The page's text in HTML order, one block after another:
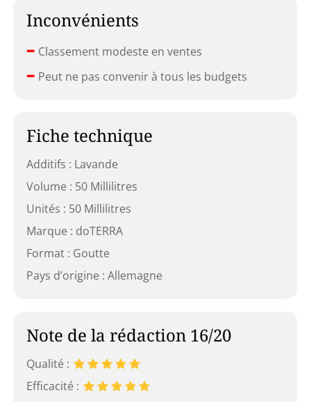
Inconvénients
– Classement modeste en ventes
– Peut ne pas convenir à tous les budgets
Fiche technique
Additifs : Lavande
Volume : 50 Millilitres
Unités : 50 Millilitres
Marque : doTERRA
Format : Goutte
Pays d’origine : Allemagne
Note de la rédaction 16/20
Qualité :
Efficacité :